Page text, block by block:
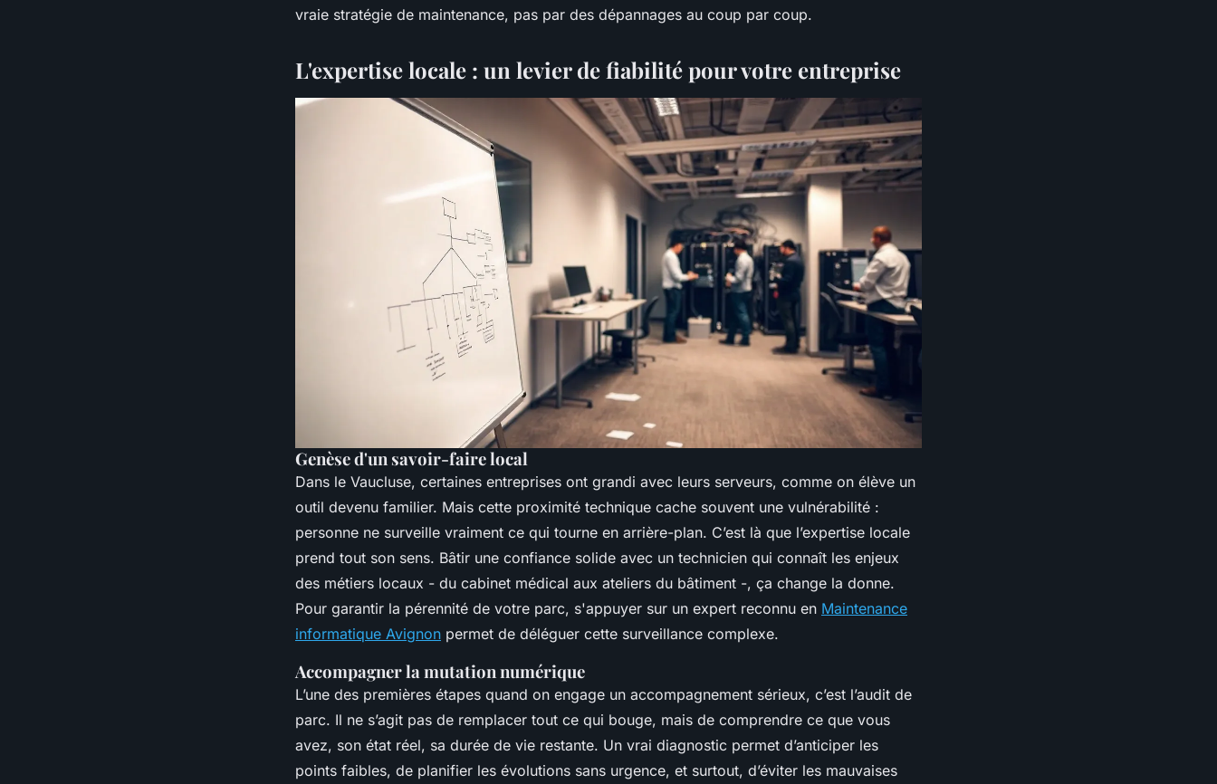
vraie stratégie de maintenance, pas par des dépannages au coup par coup.
L'expertise locale : un levier de fiabilité pour votre entreprise
Genèse d'un savoir-faire local
Dans le Vaucluse, certaines entreprises ont grandi avec leurs serveurs, comme on élève un
outil devenu familier. Mais cette proximité technique cache souvent une vulnérabilité :
personne ne surveille vraiment ce qui tourne en arrière-plan. C’est là que l’expertise locale
prend tout son sens. Bâtir une confiance solide avec un technicien qui connaît les enjeux
des métiers locaux - du cabinet médical aux ateliers du bâtiment -, ça change la donne.
Pour garantir la pérennité de votre parc, s'appuyer sur un expert reconnu en Maintenance
informatique Avignon permet de déléguer cette surveillance complexe.
Accompagner la mutation numérique
L’une des premières étapes quand on engage un accompagnement sérieux, c’est l’audit de
parc. Il ne s’agit pas de remplacer tout ce qui bouge, mais de comprendre ce que vous
avez, son état réel, sa durée de vie restante. Un vrai diagnostic permet d’anticiper les
points faibles, de planifier les évolutions sans urgence, et surtout, d’éviter les mauvaises